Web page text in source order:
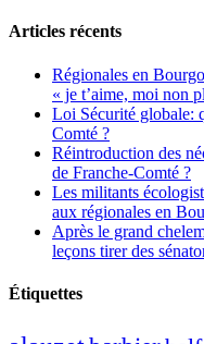
Articles récents
Régionales en
« je t’aime, moi non
Loi Sécurité globale:
Comté ?
Réintroduction des
de Franche-Comté ?
Les militants
aux régionales en
Après le grand
leçons tirer des
Étiquettes